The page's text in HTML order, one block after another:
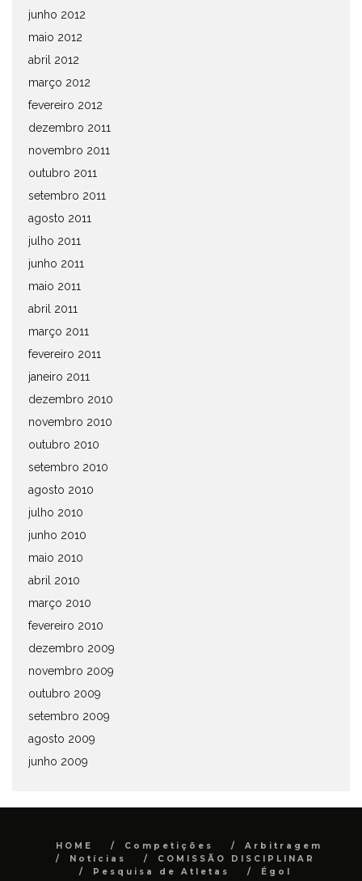
junho 2012
maio 2012
abril 2012
março 2012
fevereiro 2012
dezembro 2011
novembro 2011
outubro 2011
setembro 2011
agosto 2011
julho 2011
junho 2011
maio 2011
abril 2011
março 2011
fevereiro 2011
janeiro 2011
dezembro 2010
novembro 2010
outubro 2010
setembro 2010
agosto 2010
julho 2010
junho 2010
maio 2010
abril 2010
março 2010
fevereiro 2010
dezembro 2009
novembro 2009
outubro 2009
setembro 2009
agosto 2009
junho 2009
HOME Competições
Arbitragem
Notícias
COMISSÃO DISCIPLINAR
Pesquisa de Atletas
Égol